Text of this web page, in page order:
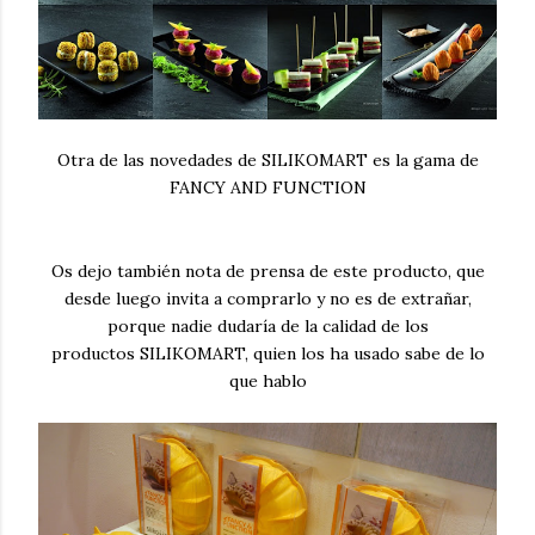
Otra de las novedades de SILIKOMART es la gama de
FANCY AND FUNCTION
Os dejo también nota de prensa de este producto, que
desde luego invita a comprarlo y no es de extrañar,
porque nadie dudaría de la calidad de los
productos SILIKOMART, quien los ha usado sabe de lo
que hablo